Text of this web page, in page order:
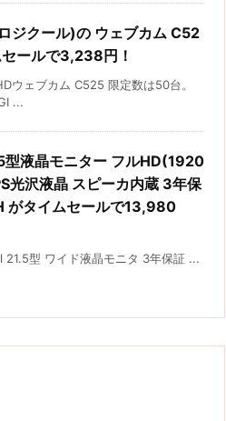
ジクール)の ウェブカム C52
ールで3,238円！
ウェブカム C525 限定数は50台。
...
型液晶モニター フルHD(1920
光沢液晶 スピーカ内蔵 3年保
がタイムセールで13,980
型 ワイド液晶モニタ 3年保証 ...